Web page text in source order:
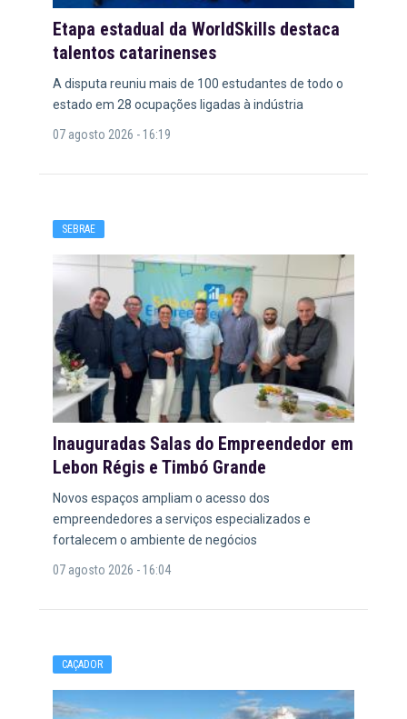
Etapa estadual da WorldSkills destaca
talentos catarinenses
A disputa reuniu mais de 100 estudantes de todo o
estado em 28 ocupações ligadas à indústria
07 agosto 2026 - 16:19
SEBRAE
Inauguradas Salas do Empreendedor em
Lebon Régis e Timbó Grande
Novos espaços ampliam o acesso dos
empreendedores a serviços especializados e
fortalecem o ambiente de negócios
07 agosto 2026 - 16:04
CAÇADOR